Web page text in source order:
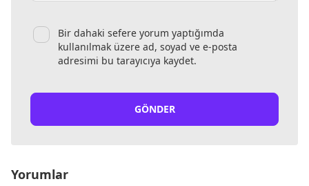
Bir dahaki sefere yorum yaptığımda
kullanılmak üzere ad, soyad ve e-posta
adresimi bu tarayıcıya kaydet.
GÖNDER
Yorumlar